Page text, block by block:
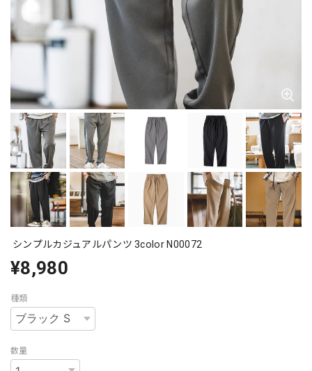
シンプルカジュアルパンツ 3color N00072
¥8,980
種類
数量